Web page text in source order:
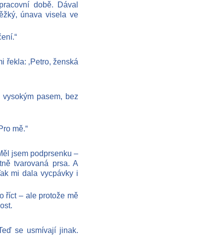
době. Dával
únava visela ve
řekla: ‚Petro, ženská
pasem, bez
mě.“
jsem podprsenku –
tvarovaná prsa. A
mi dala vycpávky i
říct – ale protože mě
se usmívají jinak.